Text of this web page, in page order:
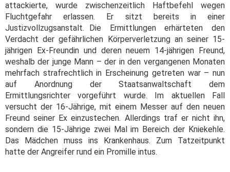
attackierte, wurde zwischenzeitlich Haftbefehl wegen
Fluchtgefahr erlassen. Er sitzt bereits in einer
Justizvollzugsanstalt. Die Ermittlungen erhärteten den
Verdacht der gefährlichen Körperverletzung an seiner 15-
jährigen Ex-Freundin und deren neuem 14-jährigen Freund,
weshalb der junge Mann – der in den vergangenen Monaten
mehrfach strafrechtlich in Erscheinung getreten war – nun
auf Anordnung der Staatsanwaltschaft dem
Ermittlungsrichter vorgeführt wurde. Im aktuellen Fall
versucht der 16-Jährige, mit einem Messer auf den neuen
Freund seiner Ex einzustechen. Allerdings traf er nicht ihn,
sondern die 15-Jährige zwei Mal im Bereich der Kniekehle.
Das Mädchen muss ins Krankenhaus. Zum Tatzeitpunkt
hatte der Angreifer rund ein Promille intus.